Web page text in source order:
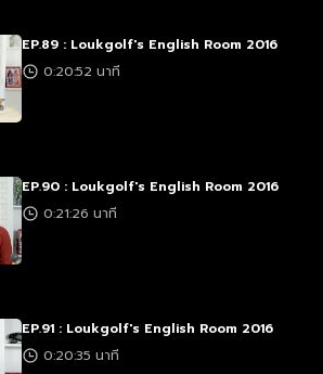
EP.89 : Loukgolf's English Room 2016
0:20:52 นาที
EP.90 : Loukgolf's English Room 2016
0:21:26 นาที
EP.91 : Loukgolf's English Room 2016
0:20:35 นาที